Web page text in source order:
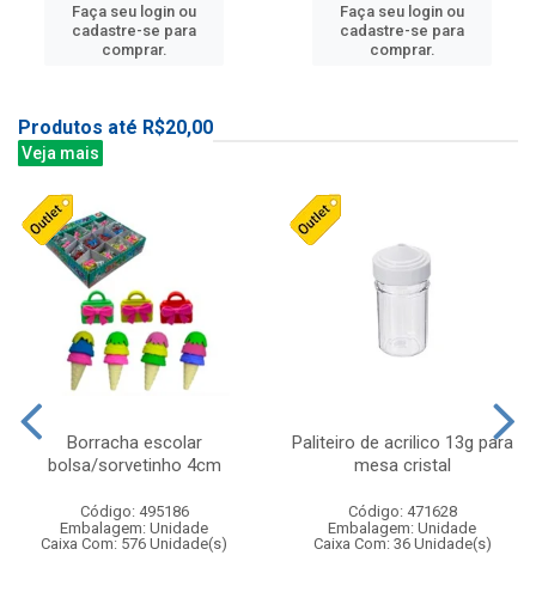
Faça seu login ou
cadastre-se para
comprar.
Faça seu login ou
cadastre-se para
comprar.
Produtos até R$20,00
Veja mais
Borracha escolar
bolsa/sorvetinho 4cm
Código: 495186
Embalagem: Unidade
Caixa Com: 576 Unidade(s)
Paliteiro de acrilico 13g para
mesa cristal
Código: 471628
Embalagem: Unidade
Caixa Com: 36 Unidade(s)